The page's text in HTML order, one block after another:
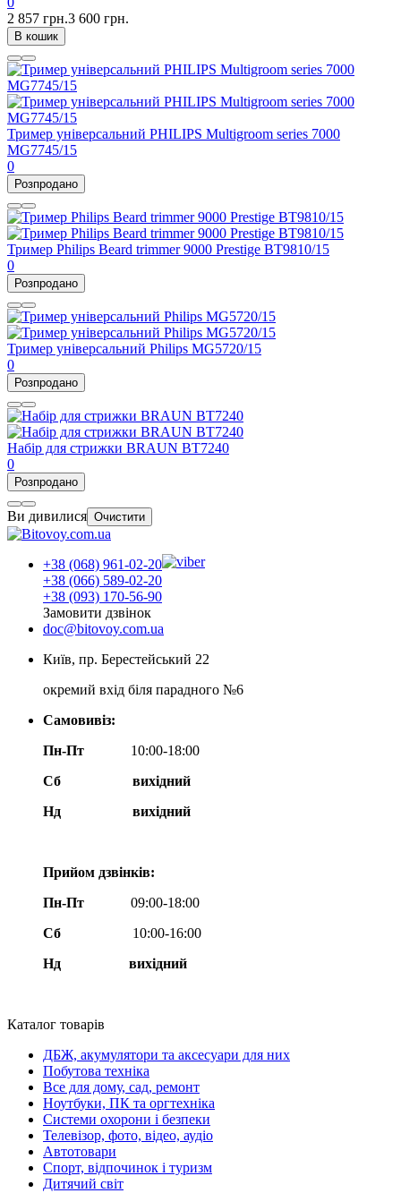
2 857 грн.3 600 грн.
В кошик
Тример універсальний PHILIPS Multigroom series 7000
MG7745/15
0
Розпродано
Тример Philips Beard trimmer 9000 Prestige BT9810/15
0
Розпродано
Тример універсальний Philips MG5720/15
0
Розпродано
Набір для стрижки BRAUN BT7240
0
Розпродано
Ви дивилися Очистити
+38 (068) 961-02-20
+38 (066) 589-02-20
+38 (093) 170-56-90
Замовити дзвінок
doc@bitovoy.com.ua
Київ, пр. Берестейський 22
окремий вхід біля парадного №6
Самовивіз:
Пн-Пт
10:00-18:00
Сб
вихідний
Нд
вихідний
Прийом дзвінків:
Пн-Пт
09:00-18:00
Сб
10:00-16:00
Нд вихідний
Каталог товарів
ДБЖ, акумулятори та аксесуари для них
Побутова техніка
Все для дому, сад, ремонт
Ноутбуки, ПК та оргтехніка
Системи охорони і безпеки
Телевізор, фото, відео, аудіо
Автотовари
Спорт, відпочинок і туризм
Дитячий світ